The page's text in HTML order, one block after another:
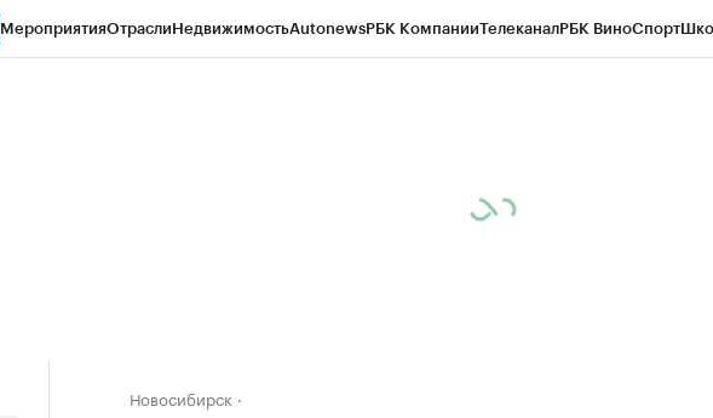
МероприятияОтраслиНедвижимостьAutonewsРБК КомпанииТелеканалРБК ВиноСпорт
Новосибирск